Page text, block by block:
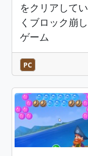
をクリアしてい
くブロック崩し
ゲーム
PC